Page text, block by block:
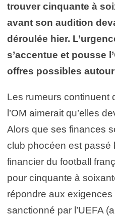
trouver cinquante à
avant son audition
déroulée hier.
s’accentue et pousse
offres possibles
Les rumeurs continuent
l’OM aimerait qu’elles
Alors que ses finances
club phocéen est passé
financier du football
pour cinquante à
répondre aux exigences
sanctionné par l’UEFA